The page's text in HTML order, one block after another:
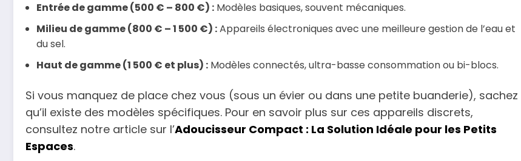
Entrée de gamme (500 € – 800 €) : Modèles basiques, souvent mécaniques.
Milieu de gamme (800 € – 1 500 €) :Appareils électroniques avec une meilleure gestion de l’eau et
du sel.
Haut de gamme (1 500 € et plus) : Modèles connectés, ultra-basse consommation ou bi-blocs.
Si vous manquez de place chez vous (sous un évier ou dans une petite buanderie), sachez
qu’il existe des modèles spécifiques. Pour en savoir plus sur ces appareils discrets,
consultez notre article sur l’Adoucisseur Compact : La Solution Idéale pour les Petits
Espaces.